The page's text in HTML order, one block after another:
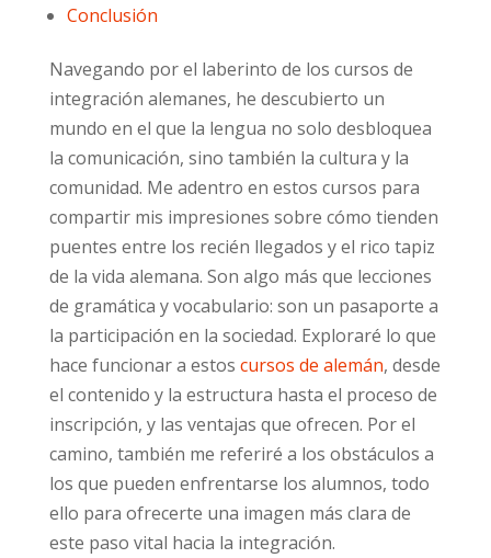
Conclusión
Navegando por el laberinto de los cursos de
integración alemanes, he descubierto un
mundo en el que la lengua no solo desbloquea
la comunicación, sino también la cultura y la
comunidad. Me adentro en estos cursos para
compartir mis impresiones sobre cómo tienden
puentes entre los recién llegados y el rico tapiz
de la vida alemana. Son algo más que lecciones
de gramática y vocabulario: son un pasaporte a
la participación en la sociedad. Exploraré lo que
hace funcionar a estos cursos de alemán, desde
el contenido y la estructura hasta el proceso de
inscripción, y las ventajas que ofrecen. Por el
camino, también me referiré a los obstáculos a
los que pueden enfrentarse los alumnos, todo
ello para ofrecerte una imagen más clara de
este paso vital hacia la integración.